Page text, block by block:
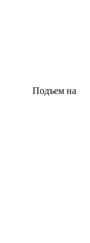
Подъем на